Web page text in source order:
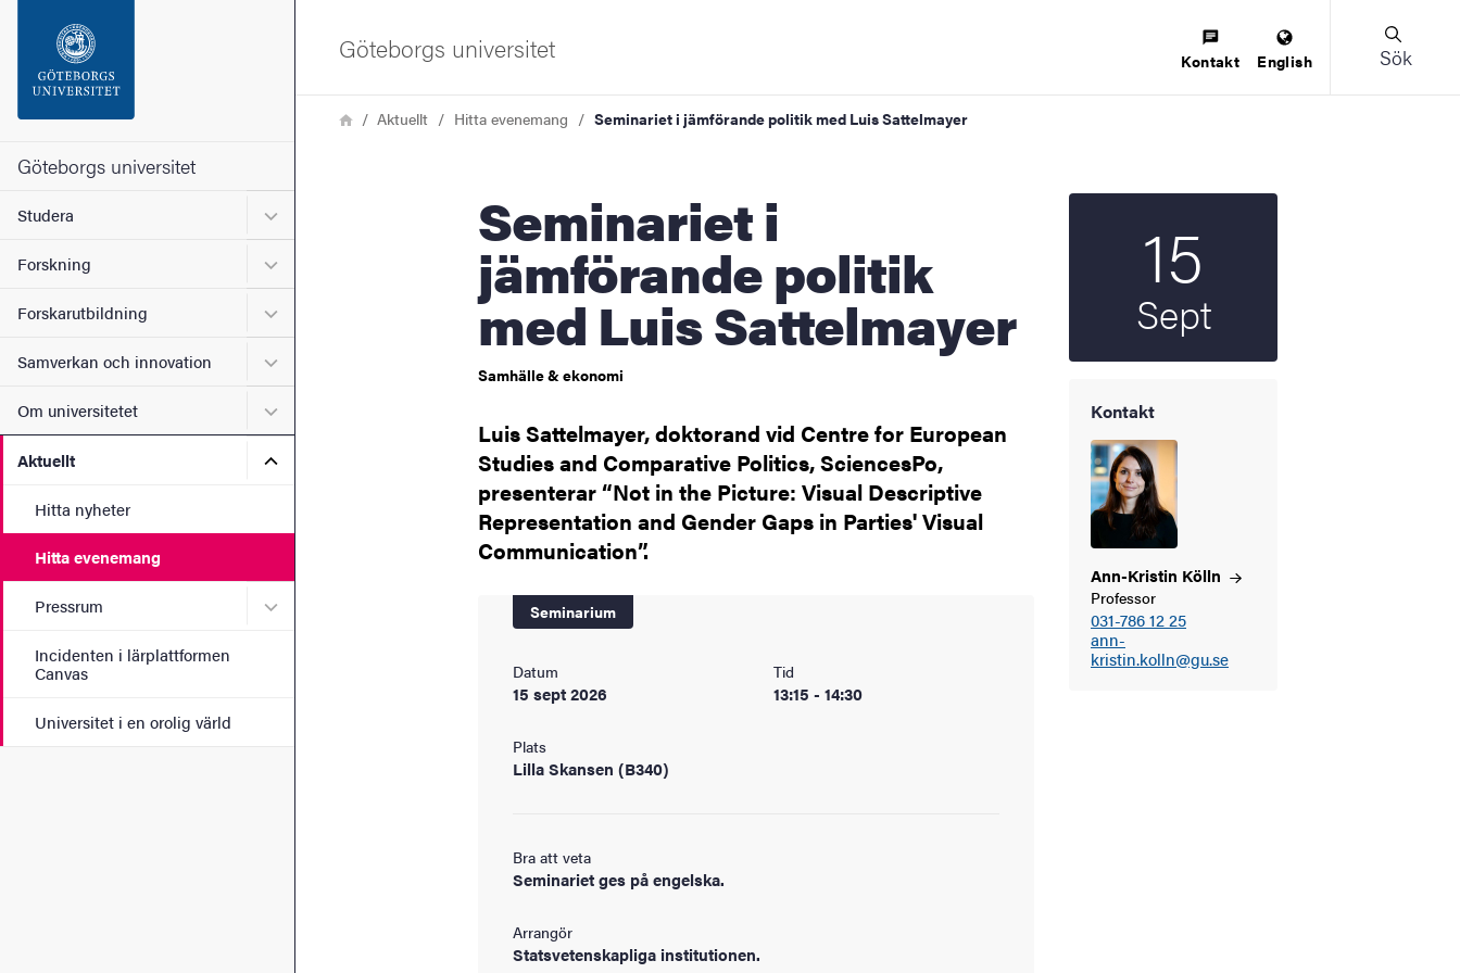
Sidfoten
Om webbplatsen
Göteborgs universitet
Studera Undermeny för Studera
Forskning Undermeny för Forskning
Forskarutbildning Undermeny för Forskarutbildning
Samverkan och innovation Undermeny för Samverkan och innovation
Om universitetet Undermeny för Om universitetet
Aktuellt Undermeny för Aktuellt
Hitta nyheter
Hitta evenemang
Pressrum Undermeny för Pressrum
Incidenten i lärplattformen
Canvas
Universitet i en orolig värld
Göteborgs universitet Kontakt English Sök
LänkstigHemAktuellt Hitta evenemang Seminariet i jämförande politik med Luis Sattelmayer
Seminariet i
jämförande politik
med Luis Sattelmayer
Samhälle & ekonomi
Luis Sattelmayer, doktorand vid Centre for European
Studies and Comparative Politics, SciencesPo,
presenterar “Not in the Picture: Visual Descriptive
Representation and Gender Gaps in Parties' Visual
Communication”.
Seminarium
Datum
15 sept 2026
Tid
13:15 - 14:30
Plats
Lilla Skansen (B340)
Bra att veta
Seminariet ges på engelska.
Arrangör
Statsvetenskapliga institutionen.
15
Sept
Kontakt
Ann-Kristin Kölln
Professor
031-786 12 25
ann-
kristin.kolln@gu.se